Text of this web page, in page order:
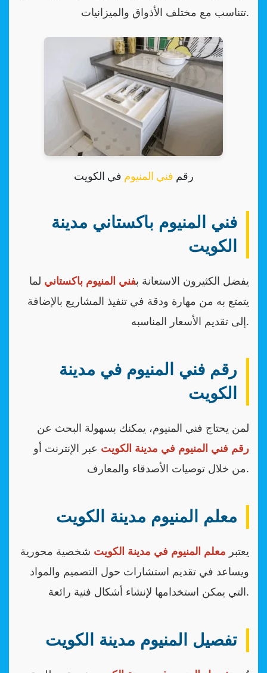
تتناسب مع مختلف الأذواق والميزانيات.
رقم فني المنيوم في الكويت
فني المنيوم باكستاني مدينة
الكويت
يفضل الكثيرون الاستعانة بفني المنيوم باكستاني لما
يتمتع به من مهارة ودقة في تنفيذ المشاريع بالإضافة
إلى تقديم الأسعار المناسبه.
الكويت
لمن يحتاج فني المنيوم، يمكنك بسهولة البحث عن
رقم فني المنيوم في مدينة الكويت عبر الإنترنت أو
من خلال توصيات الأصدقاء والمعارف.
معلم المنيوم مدينة الكويت
يعتبر معلم المنيوم في مدينة الكويت شخصية محورية
ويساعد في تقديم استشارات حول التصميم والمواد
التي يمكن استخدامها لإنشاء أشكال فنية رائعة.
تفصيل المنيوم مدينة الكويت